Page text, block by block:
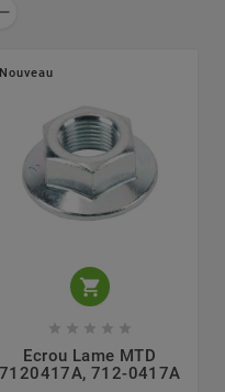
Nouveau

    
Ecrou Lame MTD
7120417A, 712-0417A